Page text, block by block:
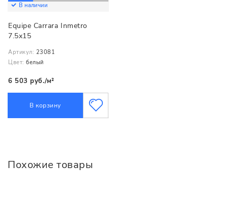
В наличии
Equipe Carrara Inmetro
7.5x15
Артикул: 23081
Цвет: белый
6 503 руб./м²
В корзину
Похожие товары